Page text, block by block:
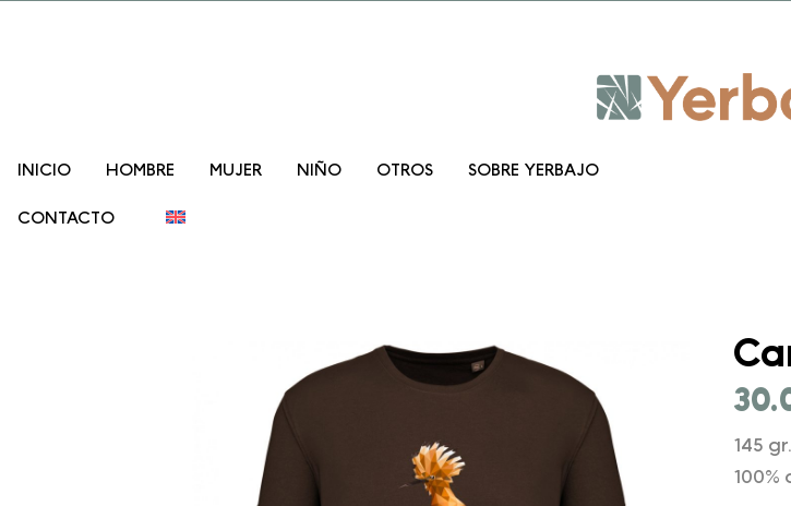
INICIO HOMBRE MUJER NIÑO OTROS SOBRE YERBAJO
CONTACTO
145 gr.